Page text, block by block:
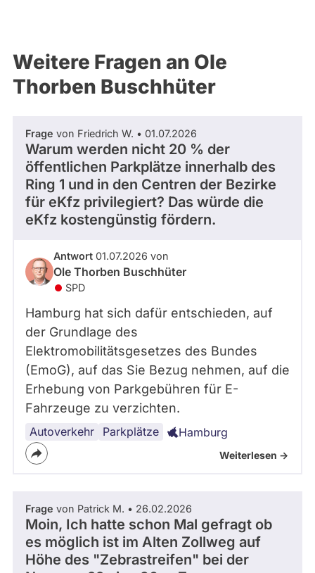
Weitere Fragen an Ole
Thorben Buschhüter
Frage von Friedrich W. • 01.07.2026
Warum werden nicht 20 % der
öffentlichen Parkplätze innerhalb des
Ring 1 und in den Centren der Bezirke
für eKfz privilegiert? Das würde die
eKfz kostengünstig fördern.
Antwort 01.07.2026 von
Ole Thorben Buschhüter
SPD
Hamburg hat sich dafür entschieden, auf
der Grundlage des
Elektromobilitätsgesetzes des Bundes
(EmoG), auf das Sie Bezug nehmen, auf die
Erhebung von Parkgebühren für E-
Fahrzeuge zu verzichten.
Autoverkehr Parkplätze Hamburg
Weiterlesen ->
Frage von Patrick M. • 26.02.2026
Moin, Ich hatte schon Mal gefragt ob
es möglich ist im Alten Zollweg auf
Höhe des "Zebrastreifen" bei der